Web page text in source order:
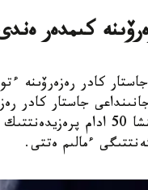
كىمدەر
جاستار كادر
وتىرىسى ءوتتى. ونىڭ
ءمالىم ەتتى.